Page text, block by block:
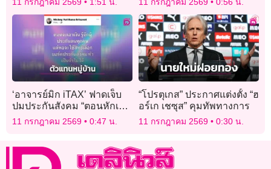
‘อาจารย์มิก iTAX’ ฟาดเจ็บ
ปมประกันสังคม “ตอนหักเงิน
รู้จักดี พอจะให้เลือกบอร์ดทำ
ทรงจำไม่ได้”
11 กรกฎาคม 2569 0:47 น.
“โปรตุเกส” ประกาศแต่งตั้ง “ฮ
อร์เก เชซุส” คุมทัพทางการ
11 กรกฎาคม 2569 0:30 น.